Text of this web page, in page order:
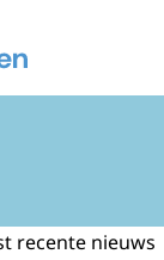
Simpel Switchen
recente nieuws